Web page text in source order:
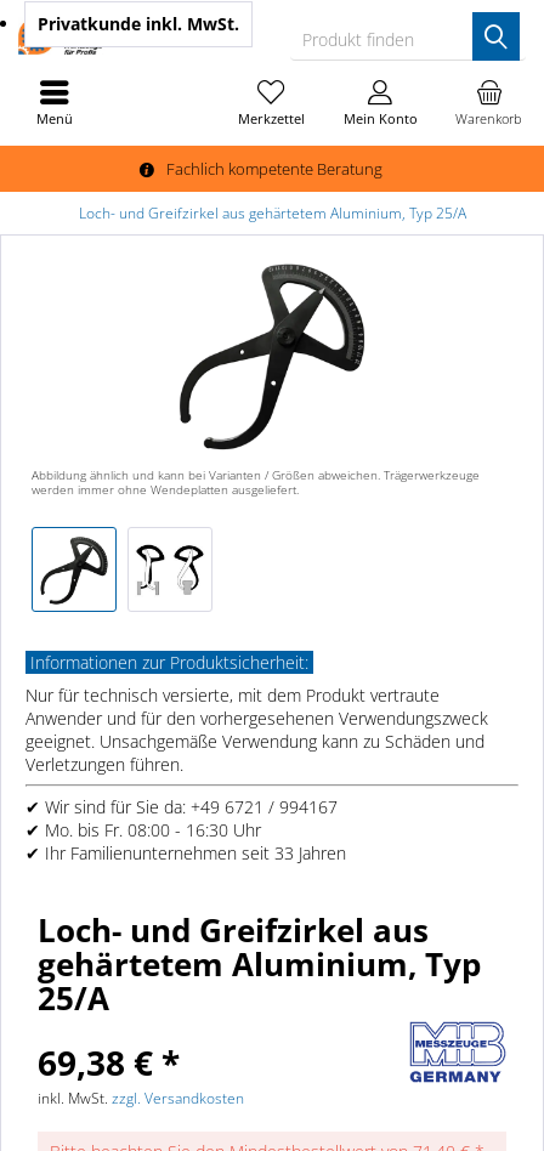
Fachlich kompetente Beratung
Produkt finden
Warenkorb
Merkzettel Mein Konto
Privatkunde inkl. MwSt.
Menü
Loch- und Greifzirkel aus gehärtetem Aluminium, Typ 25/A
Abbildung ähnlich und kann bei Varianten / Größen abweichen. Trägerwerkzeuge
werden immer ohne Wendeplatten ausgeliefert.
Informationen zur Produktsicherheit:
Nur für technisch versierte, mit dem Produkt vertraute
Anwender und für den vorhergesehenen Verwendungszweck
geeignet. Unsachgemäße Verwendung kann zu Schäden und
Verletzungen führen.
✔ Wir sind für Sie da: +49 6721 / 994167
✔ Mo. bis Fr. 08:00 - 16:30 Uhr
✔ Ihr Familienunternehmen seit 33 Jahren
Loch- und Greifzirkel aus
gehärtetem Aluminium, Typ
25/A
69,38 € *
inkl. MwSt. zzgl. Versandkosten